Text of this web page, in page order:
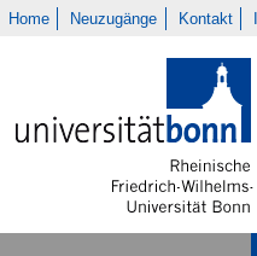
Home Neuzugänge Kontakt